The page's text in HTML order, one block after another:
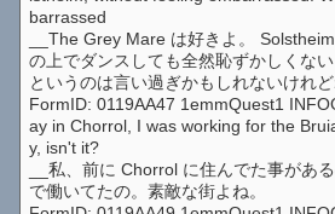
barrassed
__The Grey Mare は好きよ。
の上でダンスしても全然恥ずかしくな
というのは言い過ぎかもしれないけれど
FormID: 0119AA47 1emmQuest1
ay in Chorrol, I was working for the
y, isn't it?
__私、前に Chorrol に住んでた事があ
で働いてたの。素敵な街よね。